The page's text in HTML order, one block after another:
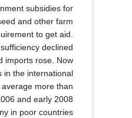
dropping government
fertilizer, improved seed and
inputs as a requirement to
Africa's food self-sufficiency
and food imports
skyrocketing prices in the
grain trade — on average
doubling between 2006 and
— have pushed many in poor